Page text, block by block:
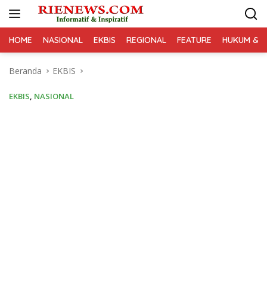
HOME NASIONAL EKBIS REGIONAL FEATURE HUKUM &
Beranda EKBIS
EKBIS, NASIONAL